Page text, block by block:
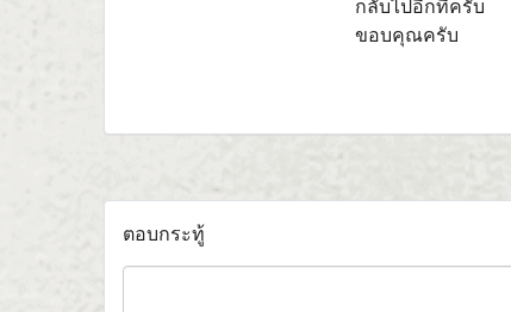
กลับไปอีกทีครับ
ขอบคุณครับ
ตอบกระทู้